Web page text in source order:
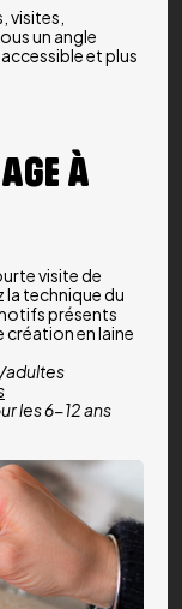
visites,
un angle
et plus
À
visite de
la technique du
présents
en laine
adultes
les 6-12 ans